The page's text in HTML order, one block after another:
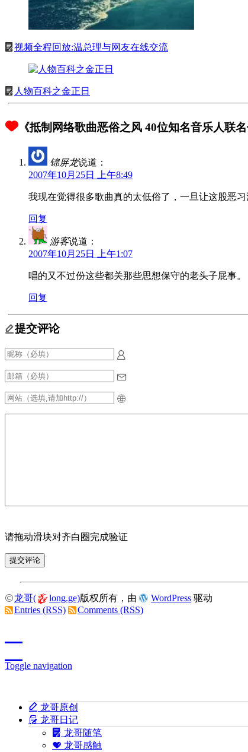
《抵制网络歌曲恶俗之风 40位知名音乐人联
锦屏龙说道：
2007年10月25日 上午8:49
我现在觉得很多歌曲真的太低俗了，一旦让这股恶
回复
游客说道：
2007年10月25日 上午1:07
唱的又不过份这些都关那些思想保守的老头子屁事。
回复
提交评论
请拖动滑块对齐白圈完成验证
视频全程回放:温总理与网友在线交流
人物百科之金正日
龙哥( long.ge)版权所有，由 WordPress 驱动
Entries (RSS)
Comments (RSS)
Toggle navigation
龙哥原创
龙哥日记
龙哥随笔
龙哥感触